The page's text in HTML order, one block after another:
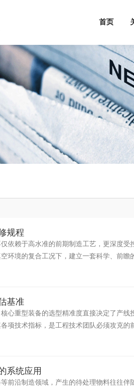
首页
规程
依赖于高水准的前期制造工艺，更深度
环境的复合工况下，建立一套科学、前
基准
心重型装备的选型精准度直接决定了产
项技术指标，是工程技术团队必须攻克
系统应用
前沿制造领域，产生的待处理物料往往